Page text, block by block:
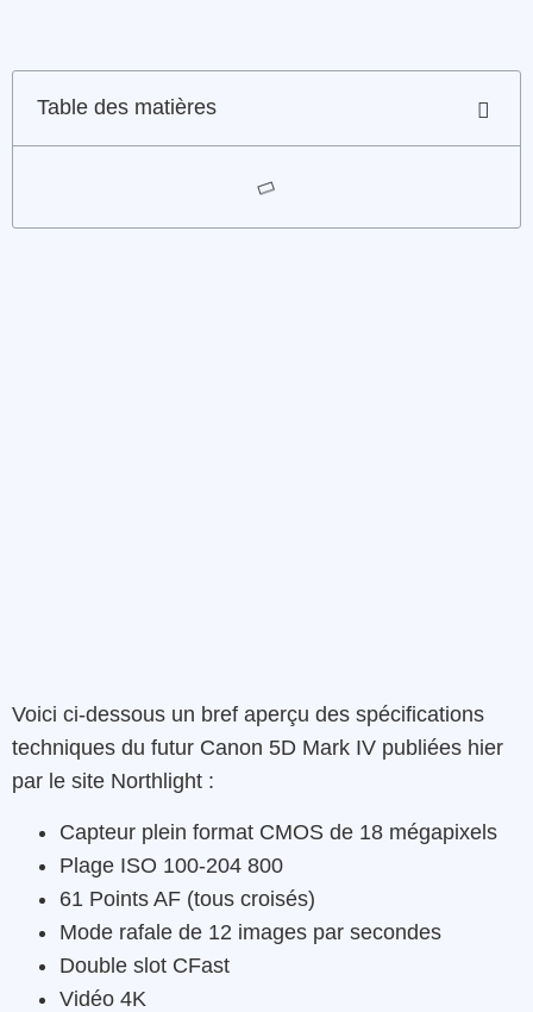
Table des matières
Voici ci-dessous un bref aperçu des spécifications
techniques du futur Canon 5D Mark IV publiées hier
par le site Northlight :
Capteur plein format CMOS de 18 mégapixels
Plage ISO 100-204 800
61 Points AF (tous croisés)
Mode rafale de 12 images par secondes
Double slot CFast
Vidéo 4K